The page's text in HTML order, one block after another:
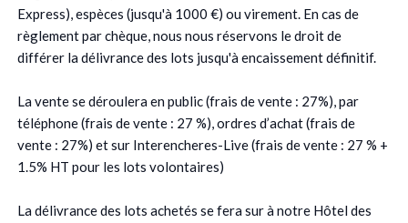
Express), espèces (jusqu'à 1000 €) ou virement. En cas de
règlement par chèque, nous nous réservons le droit de
différer la délivrance des lots jusqu'à encaissement définitif.
La vente se déroulera en public (frais de vente : 27%), par
téléphone (frais de vente : 27 %), ordres d’achat (frais de
vente : 27%) et sur Interencheres-Live (frais de vente : 27 % +
1.5% HT pour les lots volontaires)
La délivrance des lots achetés se fera sur à notre Hôtel des